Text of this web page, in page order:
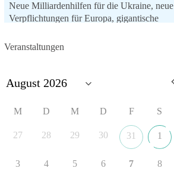
Neue Milliardenhilfen für die Ukraine, neue
Verpflichtungen für Europa, gigantische
Verteidigungsindustrie, Modernisierung der
Forderung, der Iran dürfe keine Kernwaffe
friedensorientierte Politik?
Veranstaltungen
M D M D F S
27 28 29 30 31 1
3 4 5 6 7 8